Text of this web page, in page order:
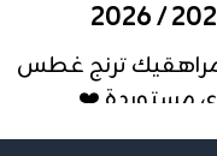
ترنج غطس
مستوردة ❤️
تشطيب عالمي 🇪🇬، تصميم مريح،